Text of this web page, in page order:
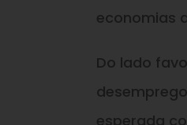
economias
Do lado
esperada